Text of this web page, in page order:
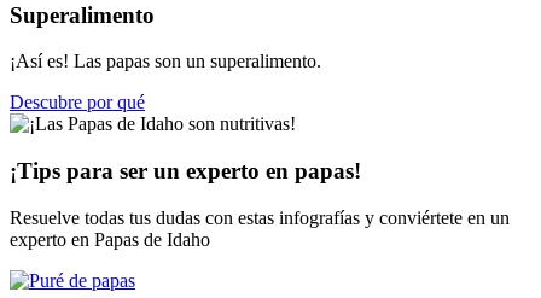
Superalimento
¡Así es! Las papas son un superalimento.
Descubre por qué
¡Tips para ser un experto en papas!
Resuelve todas tus dudas con estas infografías y conviértete en un
experto en Papas de Idaho